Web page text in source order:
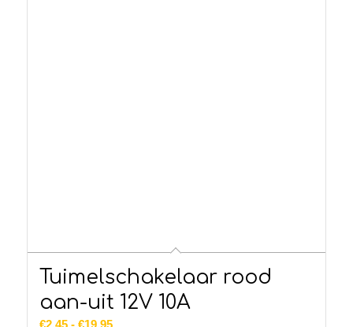
Tuimelschakelaar rood
aan-uit 12V 10A
Prijsklasse: